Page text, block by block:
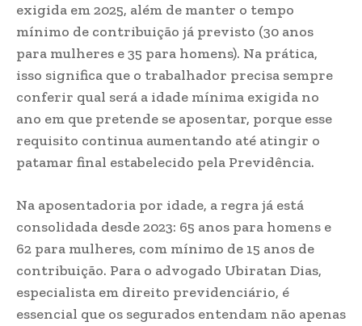
exigida em 2025, além de manter o tempo
mínimo de contribuição já previsto (30 anos
para mulheres e 35 para homens). Na prática,
isso significa que o trabalhador precisa sempre
conferir qual será a idade mínima exigida no
ano em que pretende se aposentar, porque esse
requisito continua aumentando até atingir o
patamar final estabelecido pela Previdência.
Na aposentadoria por idade, a regra já está
consolidada desde 2023: 65 anos para homens e
62 para mulheres, com mínimo de 15 anos de
contribuição. Para o advogado Ubiratan Dias,
especialista em direito previdenciário, é
essencial que os segurados entendam não apenas